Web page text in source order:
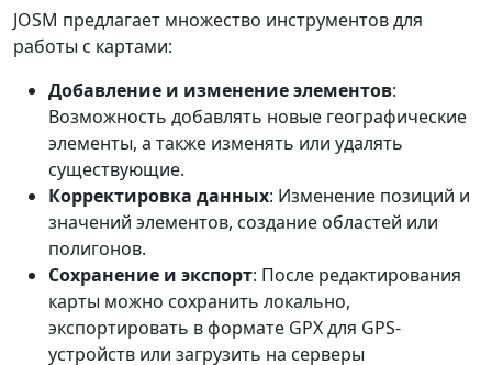
JOSM предлагает множество инструментов для
работы с картами:
Добавление и изменение элементов:
Возможность добавлять новые географические
элементы, а также изменять или удалять
существующие.
Корректировка данных: Изменение позиций и
значений элементов, создание областей или
полигонов.
Сохранение и экспорт: После редактирования
карты можно сохранить локально,
экспортировать в формате GPX для GPS-
устройств или загрузить на серверы